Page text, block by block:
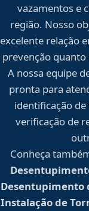
vazamentos e
região. Nosso
excelente relação
prevenção
A nossa equipe
pronta para
identificação
verificação de
Conheça
Desentupimento
Instalação de